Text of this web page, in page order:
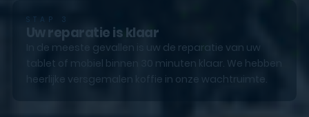
STAP 3
Uw reparatie is klaar
In de meeste gevallen is uw de reparatie van uw
tablet of mobiel binnen 30 minuten klaar. We hebben
heerlijke versgemalen koffie in onze wachtruimte.